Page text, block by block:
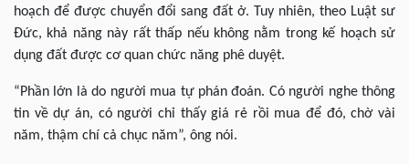
hoạch để được chuyển đổi sang đất ở. Tuy nhiên, theo Luật sư
Đức, khả năng này rất thấp nếu không nằm trong kế hoạch sử
dụng đất được cơ quan chức năng phê duyệt.
“Phần lớn là do người mua tự phán đoán. Có người nghe thông
tin về dự án, có người chỉ thấy giá rẻ rồi mua để đó, chờ vài
năm, thậm chí cả chục năm”, ông nói.